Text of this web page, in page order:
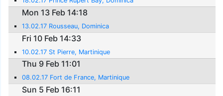
Mon 13 Feb 14:18
13.02.17 Rousseau, Dominica
Fri 10 Feb 14:33
10.02.17 St Pierre, Martinique
Thu 9 Feb 11:01
08.02.17 Fort de France, Martinique
Sun 5 Feb 16:11